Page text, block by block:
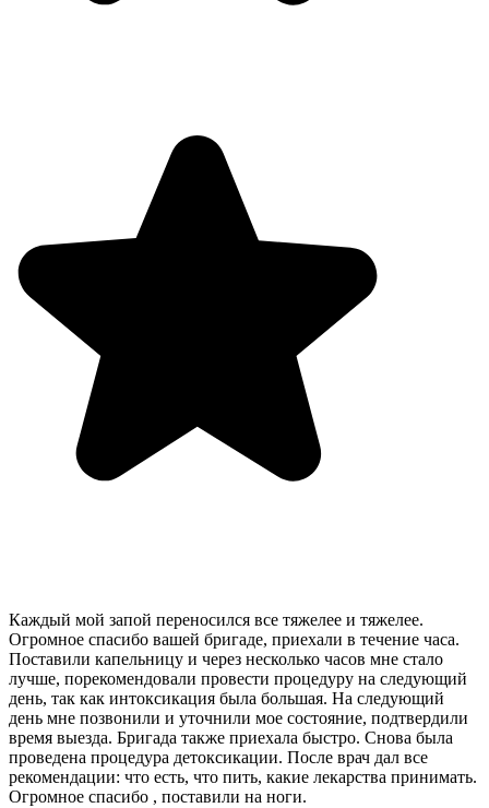
Каждый мой запой переносился все тяжелее и тяжелее.
Огромное спасибо вашей бригаде, приехали в течение часа.
Поставили капельницу и через несколько часов мне стало
лучше, порекомендовали провести процедуру на следующий
день, так как интоксикация была большая. На следующий
день мне позвонили и уточнили мое состояние, подтвердили
время выезда. Бригада также приехала быстро. Снова была
проведена процедура детоксикации. После врач дал все
рекомендации: что есть, что пить, какие лекарства принимать.
Огромное спасибо , поставили на ноги.